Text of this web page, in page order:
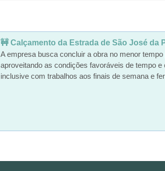
🚧 Calçamento da Estrada de São José da
A empresa busca concluir a obra no menor
aproveitando as condições favoráveis de tempo e
inclusive com trabalhos aos finais de semana e